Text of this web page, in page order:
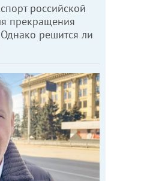
российской
прекращения
решится ли